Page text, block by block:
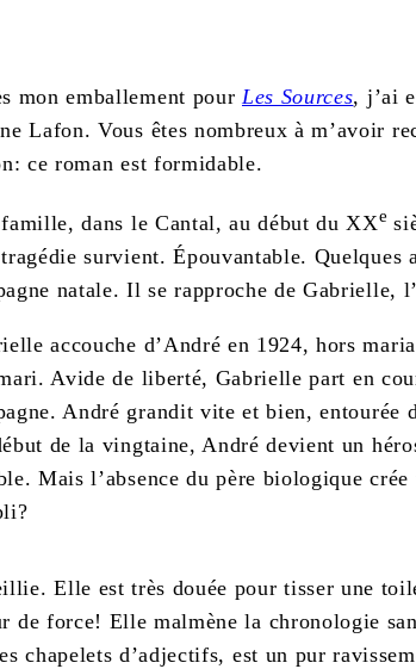
mon emballement pour Les Sources, j’ai
Lafon. Vous êtes nombreux à m’avoir
ce roman est formidable.
dans le Cantal, au début du XXe
survient. Épouvantable. Quelques
natale. Il se rapproche de Gabrielle,
accouche d’André en 1924, hors
Avide de liberté, Gabrielle part en
André grandit vite et bien,
de la vingtaine, André devient un
Mais l’absence du père biologique
Elle est très douée pour tisser une
force! Elle malmène la chronologie
chapelets d’adjectifs, est un pur